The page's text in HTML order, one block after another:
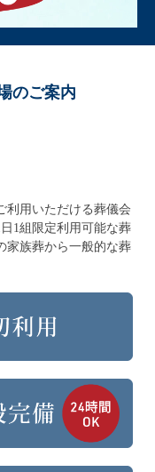
のご案内
利用いただける葬儀会
日1組限定利用可能な葬
家族葬から一般的な葬